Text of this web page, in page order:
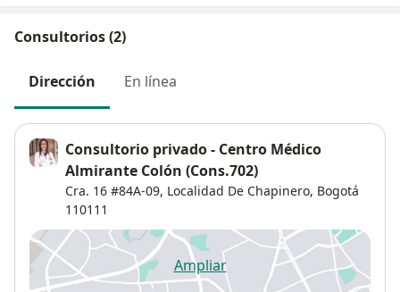
Consultorios (2)
Dirección En línea
Consultorio privado - Centro Médico
Almirante Colón (Cons.702)
Cra. 16 #84A-09, Localidad De Chapinero, Bogotá
110111
Ampliarse abre en una nueva